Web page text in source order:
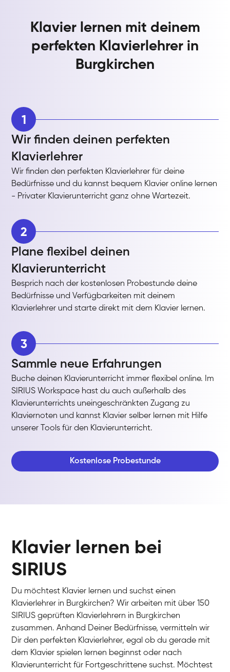
Klavier lernen mit deinem
perfekten Klavierlehrer in
Burgkirchen
1
Wir finden deinen perfekten
Klavierlehrer
Wir finden den perfekten Klavierlehrer für deine
Bedürfnisse und du kannst bequem Klavier online lernen
- Privater Klavierunterricht ganz ohne Wartezeit.
2
Plane flexibel deinen
Klavierunterricht
Besprich nach der kostenlosen Probestunde deine
Bedürfnisse und Verfügbarkeiten mit deinem
Klavierlehrer und starte direkt mit dem Klavier lernen.
3
Sammle neue Erfahrungen
Buche deinen Klavierunterricht immer flexibel online. Im
SIRIUS Workspace hast du auch außerhalb des
Klavierunterrichts uneingeschränkten Zugang zu
Klaviernoten und kannst Klavier selber lernen mit Hilfe
unserer Tools für den Klavierunterricht.
Kostenlose Probestunde
Klavier lernen bei
SIRIUS
Du möchtest Klavier lernen und suchst einen
Klavierlehrer in Burgkirchen? Wir arbeiten mit über 150
SIRIUS geprüften Klavierlehrern in Burgkirchen
zusammen. Anhand Deiner Bedürfnisse, vermitteln wir
Dir den perfekten Klavierlehrer, egal ob du gerade mit
dem Klavier spielen lernen beginnst oder nach
Klavierunterricht für Fortgeschrittene suchst. Möchtest